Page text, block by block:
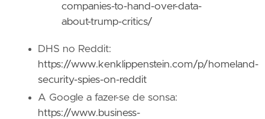
companies-to-hand-over-data-
about-trump-critics/
DHS no Reddit:
https://www.kenklippenstein.com/p/homeland-
security-spies-on-reddit
A Google a fazer-se de sonsa:
https://www.business-